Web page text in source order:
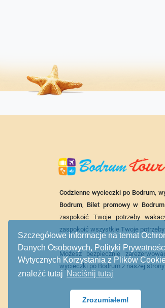
Szczegółowe informacje na temat
Danych Osobowych, Polityki
Wytycznych Korzystania z Plików
znaleźć tutaj Naciśnij tutaj
Zrozumiałem!
Codzienne wycieczki po Bodrum,
Bodrum, Bilet promowy w Bodrum
zaspokoić Twoje potrzeby
zaspokoić wszystkie Twoje
Możesz bezpiecznie
wycieczki po Bodrum z naszej